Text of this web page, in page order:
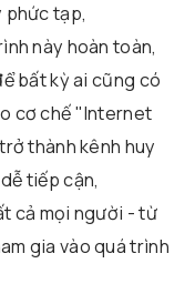
tạp,
này hoàn toàn,
bất kỳ ai cũng có
cơ chế "Internet
thành kênh huy
tiếp cận,
cả mọi người - từ
gia vào quá trình